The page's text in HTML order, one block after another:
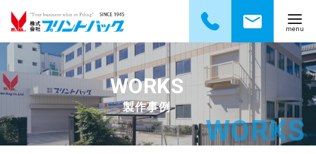
ン
テ
ツ
へ
製作事例